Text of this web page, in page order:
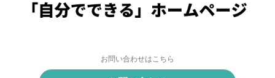
お問い合わせはこちら